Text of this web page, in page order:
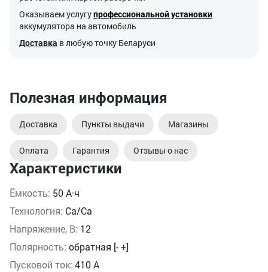
Характеристики
Ёмкость: 50 А·ч
Технология: Ca/Ca
Напряжение, В: 12
Полярность: обратная [- +]
Пусковой ток: 410 А
Оказываем услугупрофессиональной установки
аккумулятора на автомобиль
Доставка в любую точку Беларуси
Полезная информация
Доставка Пункты выдачи Магазины
Оплата Гарантия Отзывы о нас